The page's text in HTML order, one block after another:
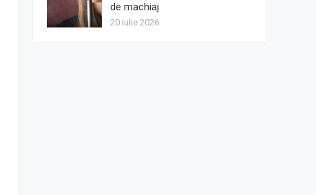
de machiaj
20 iulie 2026